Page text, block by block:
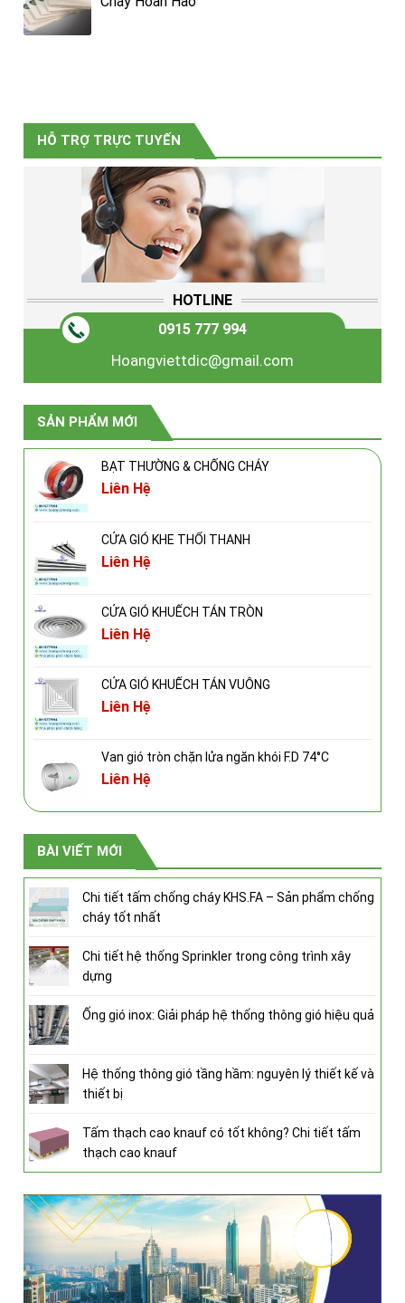
HỖ TRỢ TRỰC TUYẾN
HOTLINE
0915 777 994
Hoangviettdic@gmail.com
SẢN PHẨM MỚI
BẠT THƯỜNG & CHỐNG CHÁY
Liên Hệ
CỬA GIÓ KHE THỔI THANH
Liên Hệ
CỬA GIÓ KHUẾCH TÁN TRÒN
Liên Hệ
CỬA GIÓ KHUẾCH TÁN VUÔNG
Liên Hệ
Van gió tròn chặn lửa ngăn khói F.D 74°C
Liên Hệ
BÀI VIẾT MỚI
Chi tiết tấm chống cháy KHS.FA – Sản phẩm chống
cháy tốt nhất
Chi tiết hệ thống Sprinkler trong công trình xây
dựng
Ống gió inox: Giải pháp hệ thống thông gió hiệu quả
Hệ thống thông gió tầng hầm: nguyên lý thiết kế và
thiết bị
Tấm thạch cao knauf có tốt không? Chi tiết tấm
thạch cao knauf